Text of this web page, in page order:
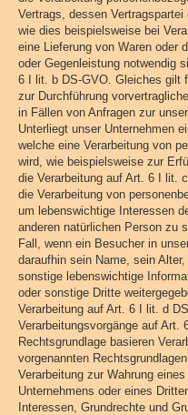
Vertrags, dessen
wie dies beispielsweise bei
eine Lieferung von Waren oder
oder Gegenleistung notwendig
6 I lit. b DS-GVO. Gleiches gilt
zur Durchführung
in Fällen von Anfragen zur
Unterliegt unser Unternehmen
welche eine Verarbeitung von
wird, wie beispielsweise zur
die Verarbeitung auf Art. 6 I lit.
die Verarbeitung von
um lebenswichtige Interessen
anderen natürlichen Person zu
Fall, wenn ein Besucher in
daraufhin sein Name, sein
sonstige lebenswichtige
oder sonstige Dritte
Verarbeitung auf Art. 6 I lit. d
Verarbeitungsvorgänge auf Art.
Rechtsgrundlage basieren
vorgenannten
Verarbeitung zur Wahrung
Unternehmens oder eines
Interessen, Grundrechte und